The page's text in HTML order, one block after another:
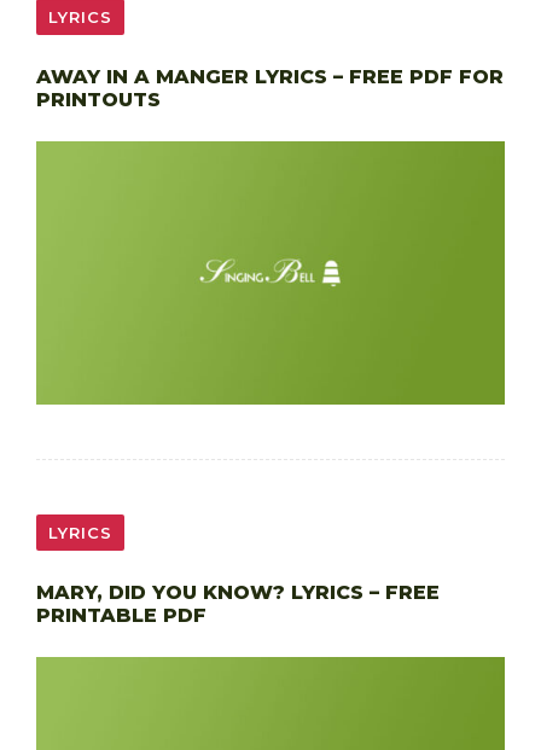
LYRICS
AWAY IN A MANGER LYRICS – FREE PDF FOR
PRINTOUTS
LYRICS
MARY, DID YOU KNOW? LYRICS – FREE
PRINTABLE PDF